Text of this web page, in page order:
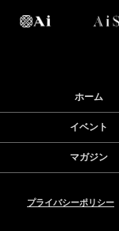
ホーム
イベント
マガジン
プライバシーポリシー